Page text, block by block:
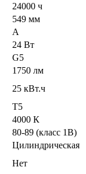
24000 ч
549 мм
A
24 Вт
G5
1750 лм
25 кВт.ч
T5
4000 К
80-89 (класс 1В)
Цилиндрическая
Нет